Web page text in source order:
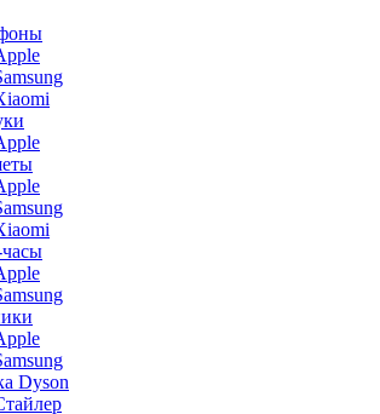
Dyson